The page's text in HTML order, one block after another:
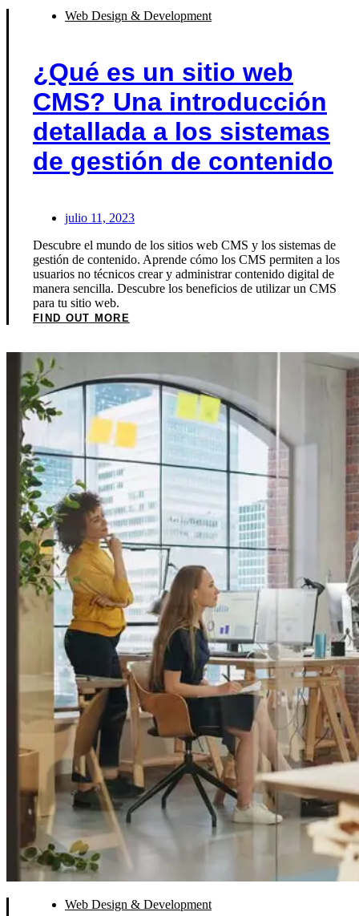
Web Design & Development
¿Qué es un sitio web
CMS? Una introducción
detallada a los sistemas
de gestión de contenido
julio 11, 2023
Descubre el mundo de los sitios web CMS y los sistemas de
gestión de contenido. Aprende cómo los CMS permiten a los
usuarios no técnicos crear y administrar contenido digital de
manera sencilla. Descubre los beneficios de utilizar un CMS
para tu sitio web.
FIND OUT MORE
Web Design & Development